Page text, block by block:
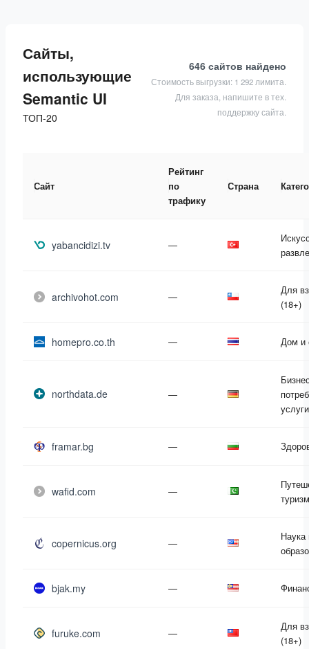
Сайты,
использующие
Semantic UI
ТОП-20
646 сайтов найдено
Стоимость выгрузки: 1 292 лимита.
Для заказа, напишите в тех.
поддержку сайта.
Сайт
Рейтинг
по
трафику
Страна
yabancidizi.tv —
archivohot.com —
Для
(18+)
homepro.co.th — Дом и
northdata.de —
услуги
framar.bg —
wafid.com —
туризм
copernicus.org —
Наука
bjak.my —
furuke.com —
Для
(18+)